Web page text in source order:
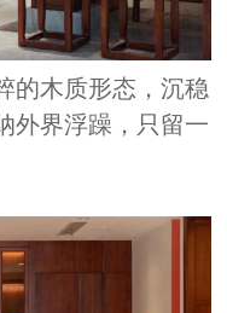
的木质形态，沉稳
外界浮躁，只留一